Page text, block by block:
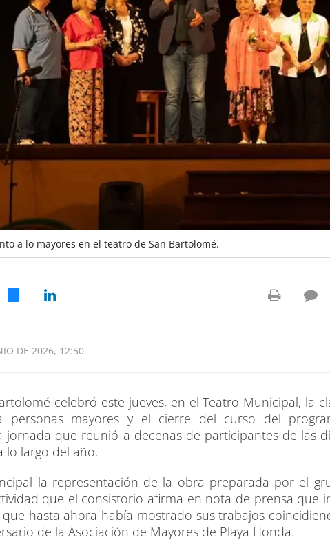
a lo mayores en el teatro de San Bartolomé.
DE 2026, 12:50
celebró este jueves, en el Teatro Municipal, la
mayores y el cierre del curso del
jornada que reunió a decenas de participantes de las
lo largo del año.
la representación de la obra preparada por el
que el consistorio afirma en nota de prensa que
hasta ahora había mostrado sus trabajos
de la Asociación de Mayores de Playa Honda.